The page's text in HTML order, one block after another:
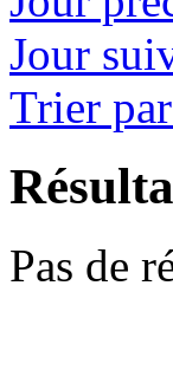
Jour
Trier
Pas de